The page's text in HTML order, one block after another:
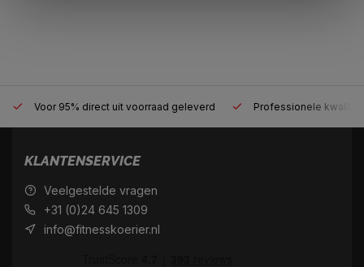
Voor 95% direct uit voorraad geleverd Professionele
KLANTENSERVICE
Veelgestelde vragen
+31 (0)24 645 1309
info@fitnesskoerier.nl